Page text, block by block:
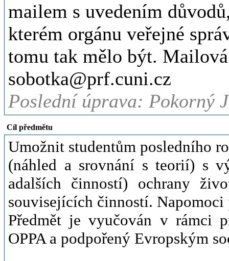
mailem s uvedením
kterém orgánu veřejné
tomu tak mělo být.
sobotka@prf.cuni.cz
Poslední úprava: Pokorný
Cíl předmětu
Umožnit studentům posledního
(náhled a srovnání s teorií) s
adalších činností) ochrany
souvisejících činností. Napomoci
Předmět je vyučován v rámci
OPPA a podpořený Evropským